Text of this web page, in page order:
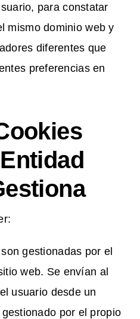
para constatar
mismo dominio web y
diferentes que
preferencias en
gestionadas por el
web. Se envían al
usuario desde un
por el propio